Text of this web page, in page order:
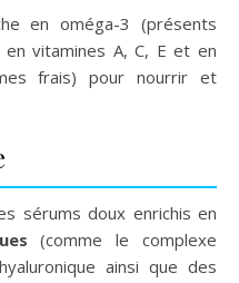
en oméga-3 (présents
vitamines A, C, E et en
frais) pour nourrir et
sérums doux enrichis en
(comme le complexe
ainsi que des